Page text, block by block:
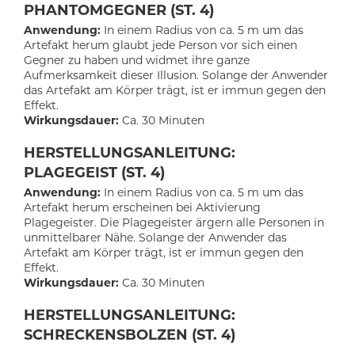
PHANTOMGEGNER (ST. 4)
Anwendung: In einem Radius von ca. 5 m um das
Artefakt herum glaubt jede Person vor sich einen
Gegner zu haben und widmet ihre ganze
Aufmerksamkeit dieser Illusion. Solange der Anwender
das Artefakt am Körper trägt, ist er immun gegen den
Effekt.
Wirkungsdauer: Ca. 30 Minuten
HERSTELLUNGSANLEITUNG:
PLAGEGEIST (ST. 4)
Anwendung: In einem Radius von ca. 5 m um das
Artefakt herum erscheinen bei Aktivierung
Plagegeister. Die Plagegeister ärgern alle Personen in
unmittelbarer Nähe. Solange der Anwender das
Artefakt am Körper trägt, ist er immun gegen den
Effekt.
Wirkungsdauer: Ca. 30 Minuten
HERSTELLUNGSANLEITUNG:
SCHRECKENSBOLZEN (ST. 4)